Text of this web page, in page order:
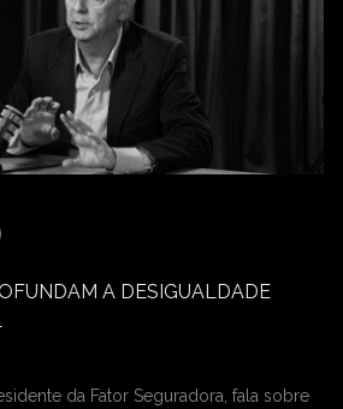
A DESIGUALDADE
da Fator Seguradora, fala sobre